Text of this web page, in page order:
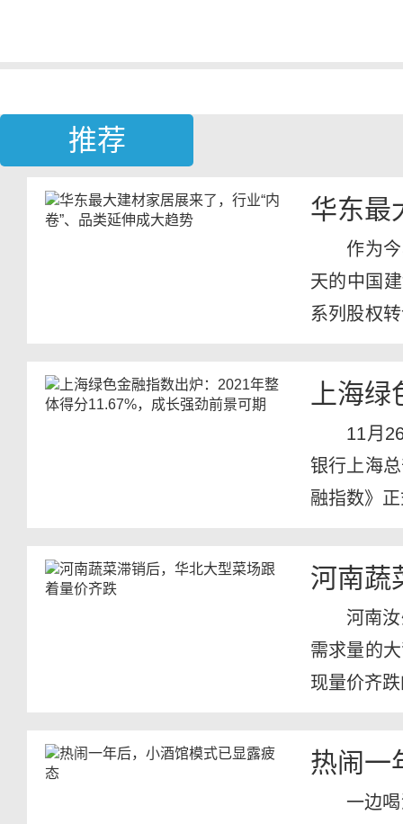
推荐
华东最
作为
天的中国
系列股权
上海
11月
银行上海
融指数》
河南蔬
河南
需求量的
现量价齐
热闹一
一边